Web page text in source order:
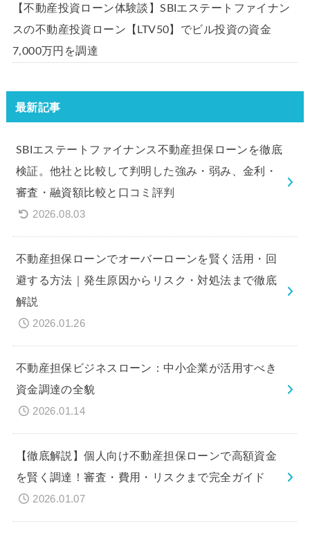
【不動産投資ローン体験談】SBIエステートファイナン
スの不動産投資ローン【LTV50】でビル投資の資金
7,000万円を調達
最新記事
SBIエステートファイナンス不動産担保ローンを徹底
検証。他社と比較して判明した強み・弱み、金利・
審査・融資額比較と口コミ評判
2026.08.03
不動産担保ローンでオーバーローンを賢く活用・回
避する方法｜発生原因からリスク・対処法まで徹底
解説
2026.01.26
不動産担保ビジネスローン：中小企業が活用すべき
資金調達の全貌
2026.01.14
【徹底解説】個人向け不動産担保ローンで高額資金
を賢く調達！審査・費用・リスクまで完全ガイド
2026.01.07